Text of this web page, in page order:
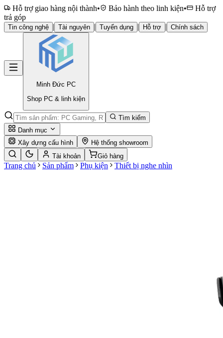
Hỗ trợ giao hàng nội thành• Bảo hành theo linh kiện•
Hỗ trợ
trả góp
Tin công nghệ | Tài nguyên | Tuyển dụng | Hỗ trợ | Chính sách
Minh Đức PC
Shop PC & linh kiện
Tìm kiếm
Danh mục
Xây dựng cấu hình
Hệ thống showroom
Tài khoản
Giỏ hàng
Trang chủ Sản phẩm Phụ kiện Thiết bị nghe nhìn